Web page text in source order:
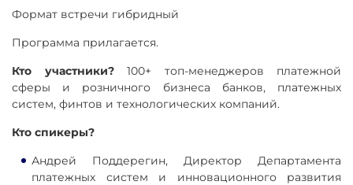
Формат встречи гибридный
Программа прилагается.
Кто участники?100+ топ-менеджеров платежной
сферы и розничного бизнеса банков, платежных
систем, финтов и технологических компаний.
Кто спикеры?
Андрей Поддерегин, Директор Департамента
платежных систем и инновационного развития